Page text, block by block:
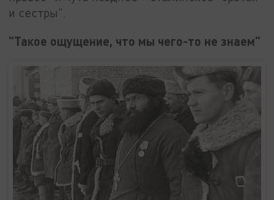
и сестры".
"Такое ощущение, что мы чего-то не знаем"